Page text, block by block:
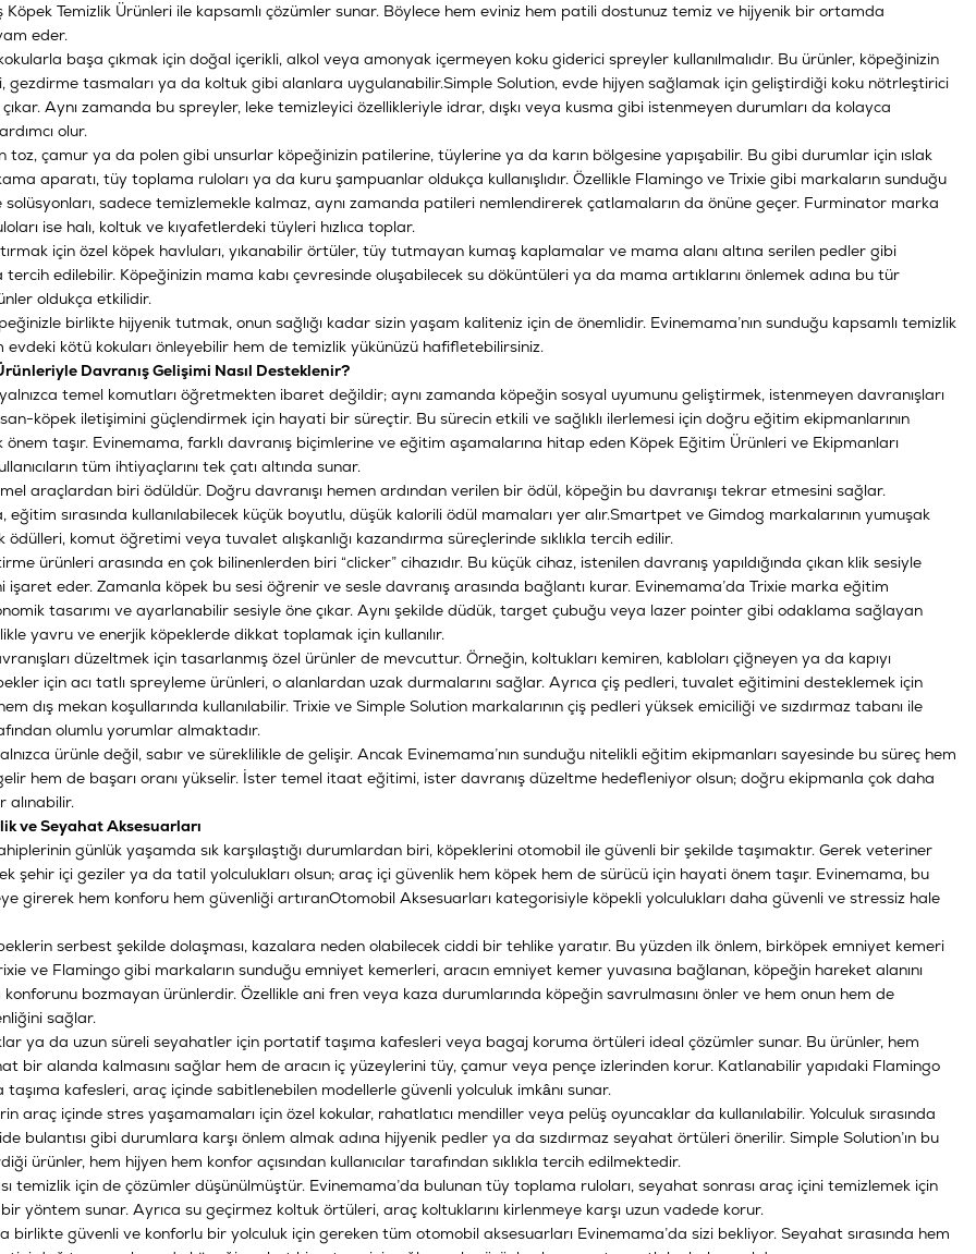
Köpek Temizlik Ürünleriile kapsamlı çözümler sunar. Böylece hem eviniz hem patili dostunuz temiz ve hijyenik bir ortamda
eder.
başa çıkmak için doğal içerikli, alkol veya amonyak içermeyen koku giderici spreyler kullanılmalıdır. Bu ürünler, köpeğinizin
gezdirme tasmaları ya da koltuk gibi alanlara uygulanabilir.Simple Solution, evde hijyen sağlamak için geliştirdiği koku nötrleştirici
Aynı zamanda bu spreyler, leke temizleyici özellikleriyle idrar, dışkı veya kusma gibi istenmeyen durumları da kolayca
olur.
toz, çamur ya da polen gibi unsurlar köpeğinizin patilerine, tüylerine ya da karın bölgesine yapışabilir. Bu gibi durumlar için ıslak
aparatı, tüy toplama ruloları ya da kuru şampuanlar oldukça kullanışlıdır. Özellikle Flamingo ve Trixie gibi markaların sunduğu
sadece temizlemekle kalmaz, aynı zamanda patileri nemlendirerek çatlamaların da önüne geçer. Furminator marka
ise halı, koltuk ve kıyafetlerdeki tüyleri hızlıca toplar.
için özel köpek havluları, yıkanabilir örtüler, tüy tutmayan kumaş kaplamalar ve mama alanı altına serilen pedler gibi
edilebilir. Köpeğinizin mama kabı çevresinde oluşabilecek su döküntüleri ya da mama artıklarını önlemek adına bu tür
oldukça etkilidir.
birlikte hijyenik tutmak, onun sağlığı kadar sizin yaşam kaliteniz için de önemlidir. Evinemama’nın sunduğu kapsamlı temizlik
evdeki kötü kokuları önleyebilir hem de temizlik yükünüzü hafifletebilirsiniz.
Davranış Gelişimi Nasıl Desteklenir?
temel komutları öğretmekten ibaret değildir; aynı zamanda köpeğin sosyal uyumunu geliştirmek, istenmeyen davranışları
köpek iletişimini güçlendirmek için hayati bir süreçtir. Bu sürecin etkili ve sağlıklı ilerlemesi için doğru eğitim ekipmanlarının
önem taşır. Evinemama, farklı davranış biçimlerine ve eğitim aşamalarına hitap eden Köpek Eğitim Ürünleri ve Ekipmanları
tüm ihtiyaçlarını tek çatı altında sunar.
araçlardan biri ödüldür. Doğru davranışı hemen ardından verilen bir ödül, köpeğin bu davranışı tekrar etmesini sağlar.
eğitim sırasında kullanılabilecek küçük boyutlu, düşük kalorili ödül mamaları yer alır.Smartpetve Gimdog markalarının yumuşak
ödülleri, komut öğretimi veya tuvalet alışkanlığı kazandırma süreçlerinde sıklıkla tercih edilir.
ürünleri arasında en çok bilinenlerden biri “clicker” cihazıdır. Bu küçük cihaz, istenilen davranış yapıldığında çıkan klik sesiyle
işaret eder. Zamanla köpek bu sesi öğrenir ve sesle davranış arasında bağlantı kurar. Evinemama’da Trixie marka eğitim
tasarımı ve ayarlanabilir sesiyle öne çıkar. Aynı şekilde düdük, target çubuğu veya lazer pointer gibi odaklama sağlayan
yavru ve enerjik köpeklerde dikkat toplamak için kullanılır.
düzeltmek için tasarlanmış özel ürünler de mevcuttur. Örneğin, koltukları kemiren, kabloları çiğneyen ya da kapıyı
için acı tatlı spreyleme ürünleri, o alanlardan uzak durmalarını sağlar. Ayrıca çiş pedleri, tuvalet eğitimini desteklemek için
dış mekan koşullarında kullanılabilir. Trixie ve Simple Solution markalarının çiş pedleri yüksek emiciliği ve sızdırmaz tabanı ile
olumlu yorumlar almaktadır.
ürünle değil, sabır ve süreklilikle de gelişir. Ancak Evinemama’nın sunduğu nitelikli eğitim ekipmanları sayesinde bu süreç hem
hem de başarı oranı yükselir. İster temel itaat eğitimi, ister davranış düzeltme hedefleniyor olsun; doğru ekipmanla çok daha
alınabilir.
ve Seyahat Aksesuarları
günlük yaşamda sık karşılaştığı durumlardan biri, köpeklerini otomobil ile güvenli bir şekilde taşımaktır. Gerek veteriner
şehir içi geziler ya da tatil yolculukları olsun; araç içi güvenlik hem köpek hem de sürücü için hayati önem taşır. Evinemama, bu
girerek hem konforu hem güvenliği artıranOtomobil Aksesuarları kategorisiyle köpekli yolculukları daha güvenli ve stressiz hale
serbest şekilde dolaşması, kazalara neden olabilecek ciddi bir tehlike yaratır. Bu yüzden ilk önlem, birköpek emniyet kemeri
ve Flamingo gibi markaların sunduğu emniyet kemerleri, aracın emniyet kemer yuvasına bağlanan, köpeğin hareket alanını
konforunu bozmayan ürünlerdir. Özellikle ani fren veya kaza durumlarında köpeğin savrulmasını önler ve hem onun hem de
sağlar.
ya da uzun süreli seyahatler için portatif taşıma kafesleri veya bagaj koruma örtüleri ideal çözümler sunar. Bu ürünler, hem
bir alanda kalmasını sağlar hem de aracın iç yüzeylerini tüy, çamur veya pençe izlerinden korur. Katlanabilir yapıdaki Flamingo
taşıma kafesleri, araç içinde sabitlenebilen modellerle güvenli yolculuk imkânı sunar.
araç içinde stres yaşamamaları için özel kokular, rahatlatıcı mendiller veya pelüş oyuncaklar da kullanılabilir. Yolculuk sırasında
bulantısı gibi durumlara karşı önlem almak adına hijyenik pedler ya da sızdırmaz seyahat örtüleri önerilir. Simple Solution’ın bu
ürünler, hem hijyen hem konfor açısından kullanıcılar tarafından sıklıkla tercih edilmektedir.
temizlik için de çözümler düşünülmüştür. Evinemama’da bulunan tüy toplama ruloları, seyahat sonrası araç içini temizlemek için
yöntem sunar. Ayrıca su geçirmez koltuk örtüleri, araç koltuklarını kirlenmeye karşı uzun vadede korur.
birlikte güvenli ve konforlu bir yolculuk için gereken tüm otomobil aksesuarları Evinemama’da sizi bekliyor. Seyahat sırasında hem